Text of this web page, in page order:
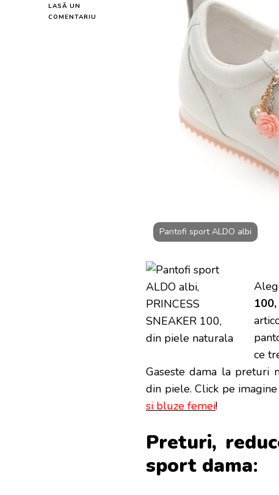
LASĂ UN
COMENTARIU
Pantofi sport ALDO albi
ce
Gaseste dama la preturi
din piele. Click pe
si bluze femei!
Preturi,
sport dama: